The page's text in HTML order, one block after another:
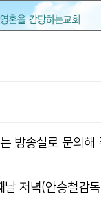
방송실로 문의해
저녁(안승철감